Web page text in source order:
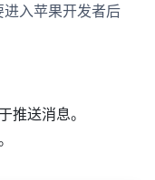
进入苹果开发者后
推送消息。